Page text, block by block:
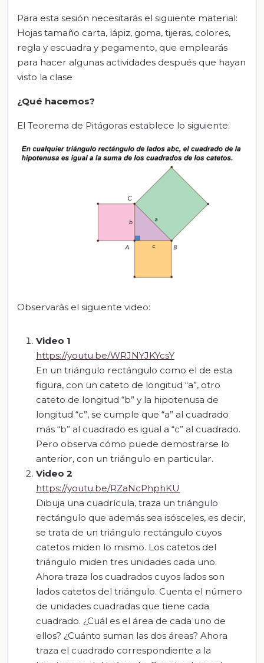
Para esta sesión necesitarás el siguiente material:
Hojas tamaño carta, lápiz, goma, tijeras, colores,
regla y escuadra y pegamento, que emplearás
para hacer algunas actividades después que hayan
visto la clase
¿Qué hacemos?
El Teorema de Pitágoras establece lo siguiente:
Observarás el siguiente video:
Video 1
https://youtu.be/WRJNYJKYcsY
En un triángulo rectángulo como el de esta
figura, con un cateto de longitud “a”, otro
cateto de longitud “b” y la hipotenusa de
longitud “c”, se cumple que “a” al cuadrado
más “b” al cuadrado es igual a “c” al cuadrado.
Pero observa cómo puede demostrarse lo
anterior, con un triángulo en particular.
Video 2
https://youtu.be/RZaNcPhphKU
Dibuja una cuadrícula, traza un triángulo
rectángulo que además sea isósceles, es decir,
se trata de un triángulo rectángulo cuyos
catetos miden lo mismo. Los catetos del
triángulo miden tres unidades cada uno.
Ahora traza los cuadrados cuyos lados son
lados catetos del triángulo. Cuenta el número
de unidades cuadradas que tiene cada
cuadrado. ¿Cuál es el área de cada uno de
ellos? ¿Cuánto suman las dos áreas? Ahora
traza el cuadrado correspondiente a la